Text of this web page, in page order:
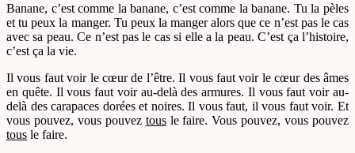
Banane, c’est comme la banane, c’est comme la banane. Tu la pèles
et tu peux la manger. Tu peux la manger alors que ce n’est pas le cas
avec sa peau. Ce n’est pas le cas si elle a la peau. C’est ça l’histoire,
c’est ça la vie.
Il vous faut voir le cœur de l’être. Il vous faut voir le cœur des âmes
en quête. Il vous faut voir au-delà des armures. Il vous faut voir au-
delà des carapaces dorées et noires. Il vous faut, il vous faut voir. Et
vous pouvez, vous pouvez tousle faire. Vous pouvez, vous pouvez
tous le faire.